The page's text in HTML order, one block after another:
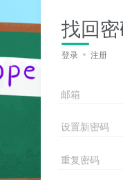
找回
登录 注册
邮箱
设置新密码
重复密码